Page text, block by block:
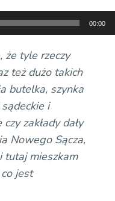
00:00
że tyle rzeczy
też dużo takich
butelka, szynka
i
zakłady dały
Nowego Sącza,
tutaj mieszkam
jest